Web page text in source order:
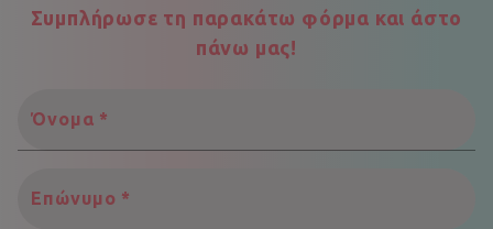
Συμπλήρωσε τη παρακάτω φόρμα και άστο
πάνω μας!
Όνομα *
Επώνυμο *